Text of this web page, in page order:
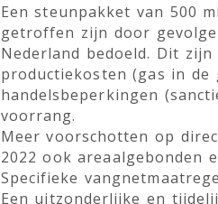
Een steunpakket van 500
getroffen zijn door
Nederland bedoeld. Dit
productiekosten (gas in
handelsbeperkingen
voorrang.
Meer voorschotten op
2022 ook areaalgebonden
Specifieke
Een uitzonderlijke en